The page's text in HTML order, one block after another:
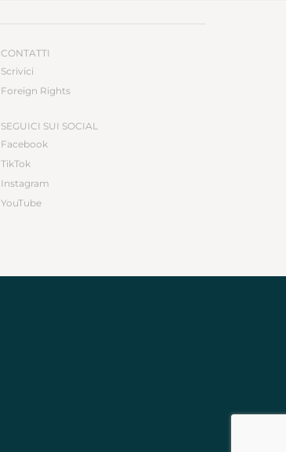
CONTATTI
Scrivici
Foreign Rights
SEGUICI SUI SOCIAL
Facebook
TikTok
Instagram
YouTube